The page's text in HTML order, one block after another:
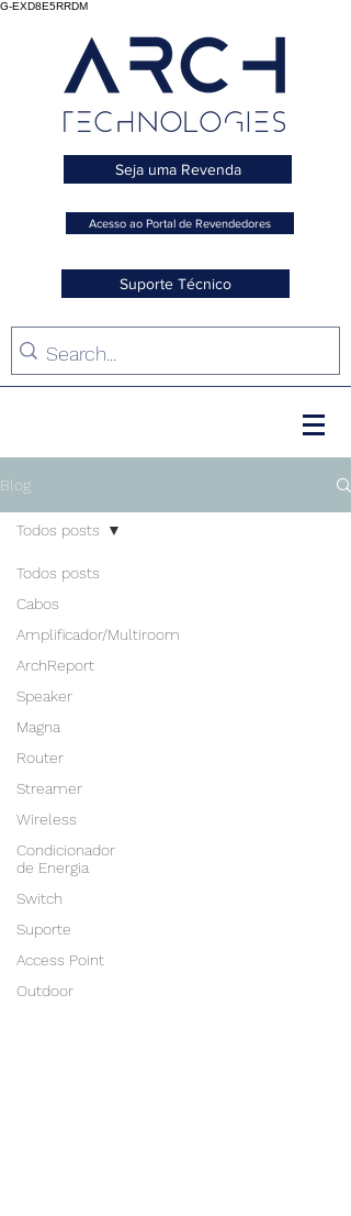
G-EXD8E5RRDM
Seja uma Revenda
Acesso ao Portal de Revendedores
Suporte Técnico
Blog
Todos posts
Cabos
Amplificador/Multiroom
ArchReport
Speaker
Magna
Router
Streamer
Wireless
Condicionador
de Energia
Switch
Suporte
Access Point
Outdoor
Todos posts